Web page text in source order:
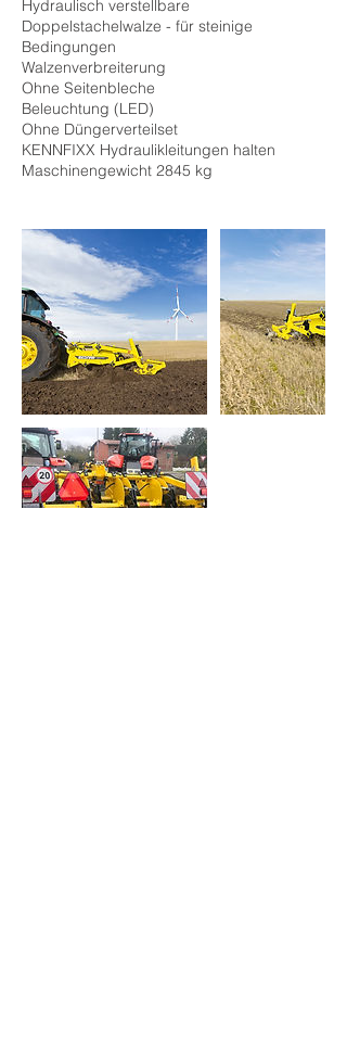
Hydraulisch verstellbare
Doppelstachelwalze - für steinige
Bedingungen
Walzenverbreiterung
Ohne Seitenbleche
Beleuchtung (LED)
Ohne Düngerverteilset
KENNFIXX Hydraulikleitungen halten
Maschinengewicht 2845 kg